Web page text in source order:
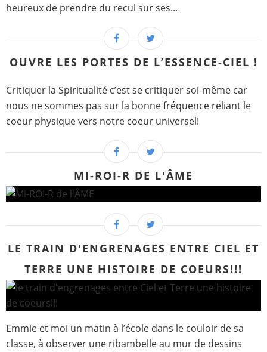
heureux de prendre du recul sur ses...
OUVRE LES PORTES DE L’ESSENCE-CIEL !
Critiquer la Spiritualité c’est se critiquer soi-même car
nous ne sommes pas sur la bonne fréquence reliant le
coeur physique vers notre coeur universel!
MI-ROI-R DE L'ÂME
LE TRAIN D'ENGRENAGES ENTRE CIEL ET
TERRE UNE HISTOIRE DE COEURS!!!
Emmie et moi un matin à l’école dans le couloir de sa
classe, à observer une ribambelle au mur de dessins